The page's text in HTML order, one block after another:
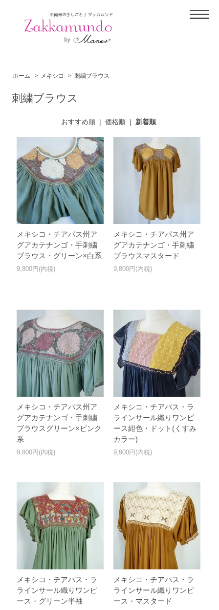
ホーム > メキシコ > 刺繍ブラウス
刺繍ブラウス
おすすめ順| 価格順| 新着順
メキシコ・チアパス州ア
グアカテナンゴ・手刺繍
ブラウス・グリーン×白系
9,800円(内税)
メキシコ・チアパス州ア
グアカテナンゴ・手刺繍
ブラウスマスタード
9,800円(内税)
メキシコ・チアパス州ア
グアカテナンゴ・手刺繍
ブラウスグリーン×ピンク
系
9,800円(内税)
メキシコ・チアパス・ラ
ラインサール織りワンピ
ース紺色・ドット(くすみ
カラー)
9,900円(内税)
メキシコ・チアパス・ラ
ラインサール織りワンピ
ース・グリーン半袖
メキシコ・チアパス・ラ
ラインサール織りワンピ
ース・マスタード